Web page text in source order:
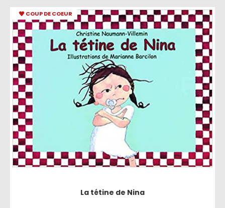
La tétine de Nina
COUP DE COEUR